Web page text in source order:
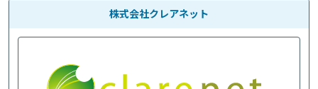
株式会社クレアネット